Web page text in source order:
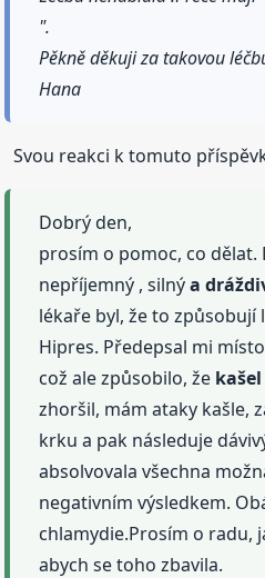
".
Pěkně děkuji za takovou
Hana
Svou reakci k tomuto
Dobrý den,
prosím o pomoc, co
nepříjemný , silnýa
lékaře byl, že to způsobují
Hipres. Předepsal mi
což ale způsobilo, že kašel
zhoršil, mám ataky kašle,
krku a pak následuje
absolvovala všechna
negativním výsledkem.
chlamydie.Prosím o radu,
abych se toho zbavila.